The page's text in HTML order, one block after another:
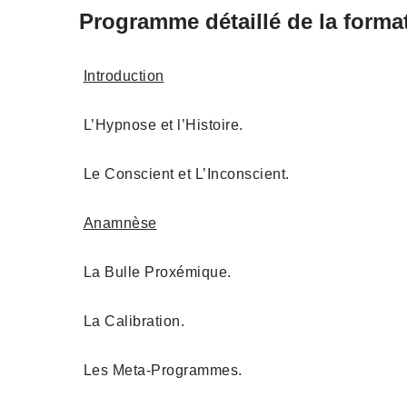
Programme détaillé de la
Introduction
L’Hypnose et l’Histoire.
Le Conscient et L’Inconscient.
Anamnèse
La Bulle Proxémique.
La Calibration.
Les Meta-Programmes.